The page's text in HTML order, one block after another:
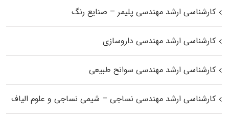
کارشناسی ارشد مهندسی پلیمر – صنایع رنگ
کارشناسی ارشد مهندسی داروسازی
کارشناسی ارشد مهندسی سوانح طبیعی
کارشناسی ارشد مهندسی نساجی – شیمی نساجی و علوم الیاف